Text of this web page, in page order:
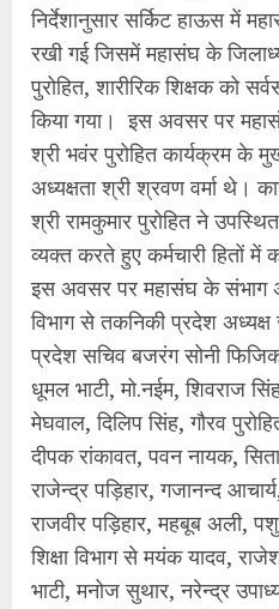
निर्देशानुसार सर्किट हाऊस में
रखी गई जिसमें महासंघ के
पुरोहित, शारीरिक शिक्षक को
किया गया। इस अवसर पर
श्री भवंर पुरोहित कार्यक्रम के
अध्यक्षता श्री श्रवण वर्मा थे।
श्री रामकुमार पुरोहित ने
व्यक्त करते हुए कर्मचारी हितों में
इस अवसर पर महासंघ के संभाग
विभाग से तकनिकी प्रदेश
प्रदेश सचिव बजरंग सोनी
धूमल भाटी, मो.नईम, शिवराज
मेघवाल, दिलिप सिंह, गौरव
दीपक रांकावत, पवन नायक,
राजेन्द्र पड़िहार, गजानन्द
राजवीर पड़िहार, महबूब अली,
शिक्षा विभाग से मयंक यादव,
भाटी, मनोज सुथार, नरेन्द्र